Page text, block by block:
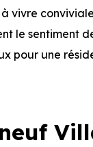
vivre
le sentiment
pour une